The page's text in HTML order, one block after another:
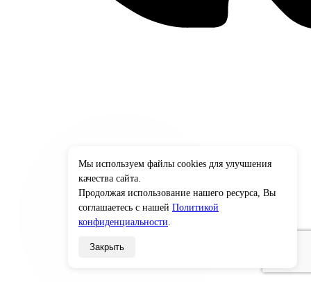
Мы используем файлы cookies для улучшения
качества сайта.
Продолжая использование нашего ресурса, Вы
соглашаетесь с нашей Политикой
конфиденциальности.
Закрыть